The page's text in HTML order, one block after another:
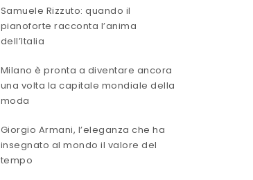
Samuele Rizzuto: quando il
pianoforte racconta l’anima
dell’Italia
Milano è pronta a diventare ancora
una volta la capitale mondiale della
moda
Giorgio Armani, l’eleganza che ha
insegnato al mondo il valore del
tempo